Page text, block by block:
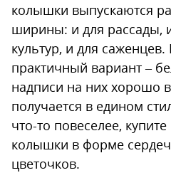
колышки выпускаются
ширины: и для рассады,
культур, и для
практичный вариант –
надписи на них хорошо
получается в едином
что-то повеселее,
колышки в форме
цветочков.